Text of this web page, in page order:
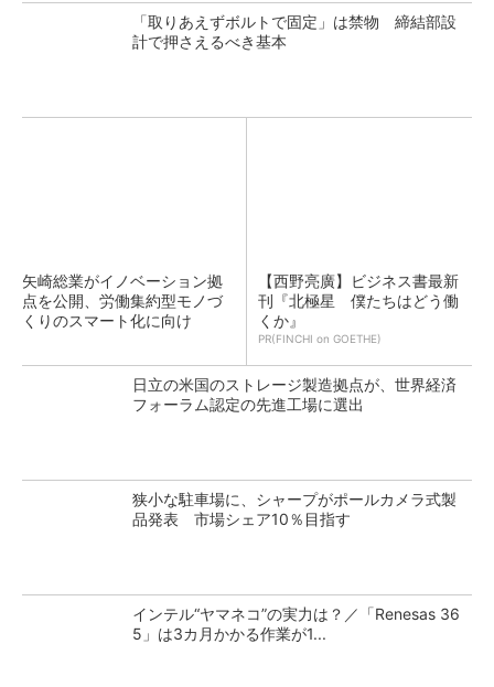
「取りあえずボルトで固定」は禁物 締結部設
計で押さえるべき基本
矢崎総業がイノベーション拠
点を公開、労働集約型モノづ
くりのスマート化に向け
【西野亮廣】ビジネス書最新
刊『北極星 僕たちはどう働
くか』
PR(FINCHI on GOETHE)
日立の米国のストレージ製造拠点が、世界経済
フォーラム認定の先進工場に選出
狭小な駐車場に、シャープがポールカメラ式製
品発表 市場シェア10％目指す
インテル“ヤマネコ”の実力は？／「Renesas 36
5」は3カ月かかる作業が1...